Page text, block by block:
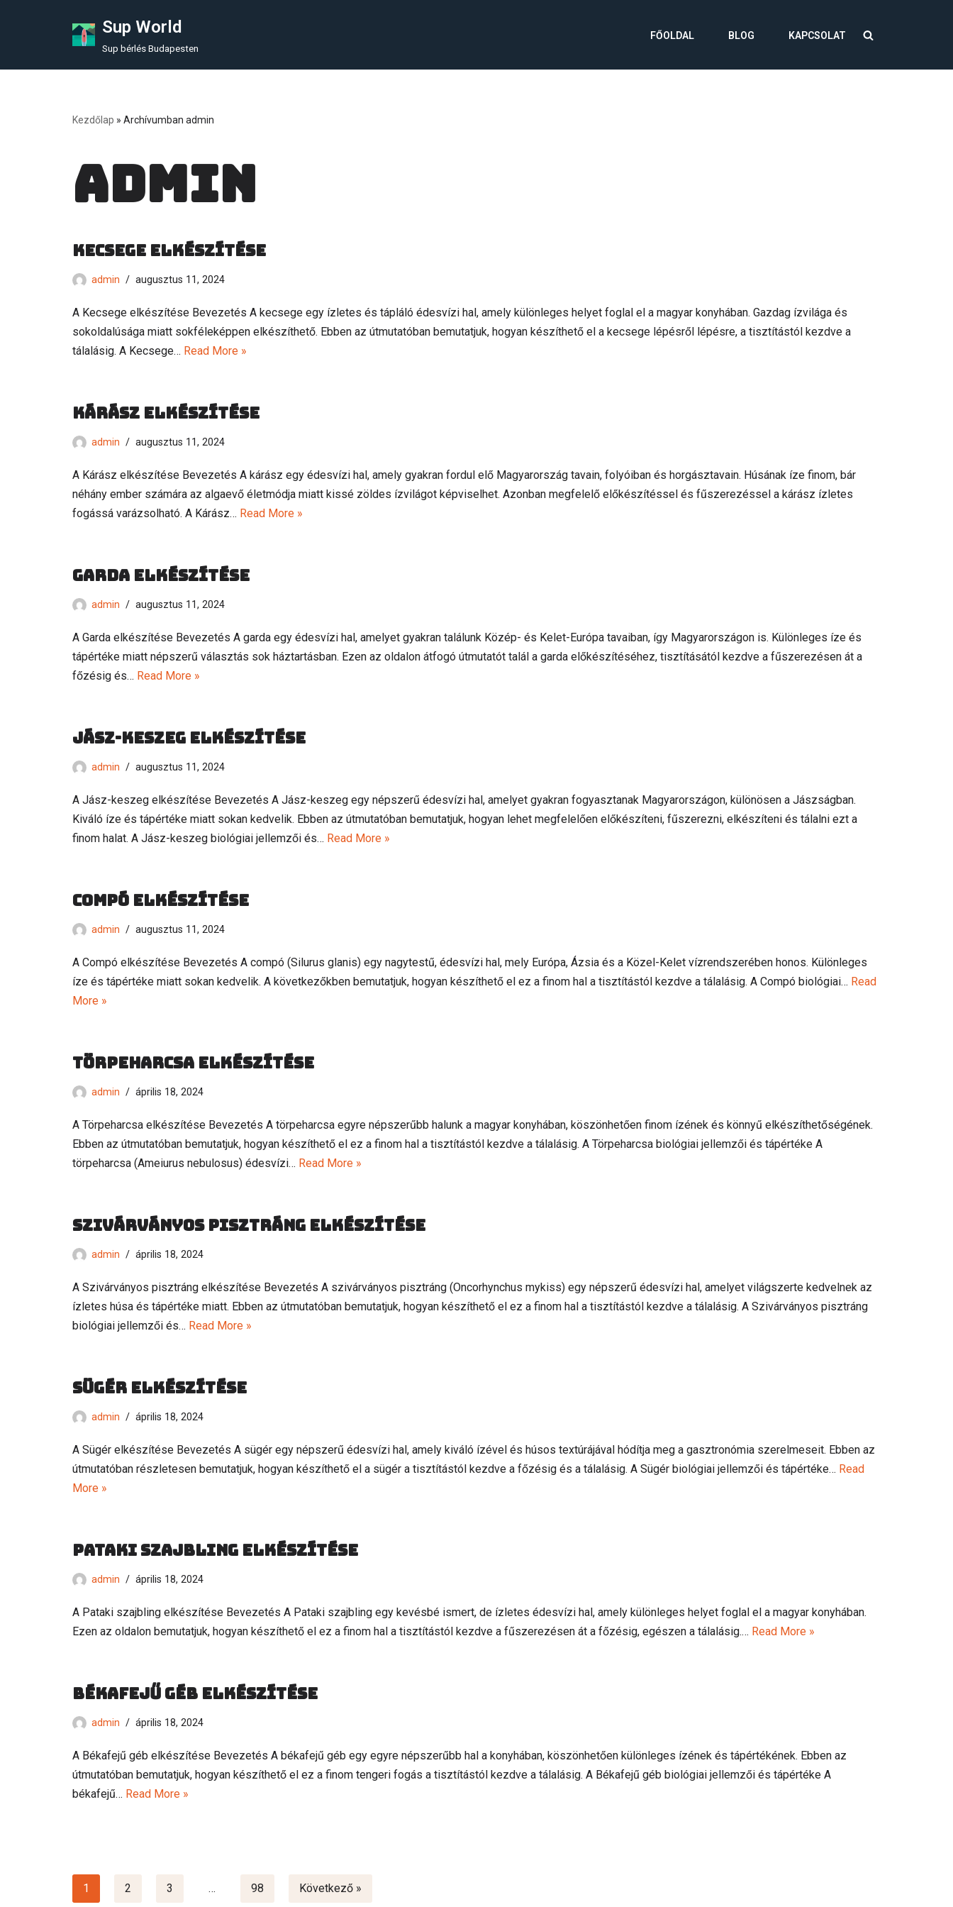
Sup World
Sup bérlés Budapesten
FŐOLDAL BLOG KAPCSOLAT
Kezdőlap » Archívumban admin
admin
Kecsege elkészítése
admin augusztus 11, 2024
A Kecsege elkészítése Bevezetés A kecsege egy ízletes és tápláló édesvízi hal, amely különleges helyet foglal el a magyar konyhában. Gazdag ízvilága és
sokoldalúsága miatt sokféleképpen elkészíthető. Ebben az útmutatóban bemutatjuk, hogyan készíthető el a kecsege lépésről lépésre, a tisztítástól kezdve a
tálalásig. A Kecsege… Read More »
Kárász elkészítése
admin augusztus 11, 2024
A Kárász elkészítése Bevezetés A kárász egy édesvízi hal, amely gyakran fordul elő Magyarország tavain, folyóiban és horgásztavain. Húsának íze finom, bár
néhány ember számára az algaevő életmódja miatt kissé zöldes ízvilágot képviselhet. Azonban megfelelő előkészítéssel és fűszerezéssel a kárász ízletes
fogássá varázsolható. A Kárász… Read More »
Garda elkészítése
admin augusztus 11, 2024
A Garda elkészítése Bevezetés A garda egy édesvízi hal, amelyet gyakran találunk Közép- és Kelet-Európa tavaiban, így Magyarországon is. Különleges íze és
tápértéke miatt népszerű választás sok háztartásban. Ezen az oldalon átfogó útmutatót talál a garda előkészítéséhez, tisztításától kezdve a fűszerezésen át a
főzésig és… Read More »
Jász-keszeg elkészítése
admin augusztus 11, 2024
A Jász-keszeg elkészítése Bevezetés A Jász-keszeg egy népszerű édesvízi hal, amelyet gyakran fogyasztanak Magyarországon, különösen a Jászságban.
Kiváló íze és tápértéke miatt sokan kedvelik. Ebben az útmutatóban bemutatjuk, hogyan lehet megfelelően előkészíteni, fűszerezni, elkészíteni és tálalni ezt a
finom halat. A Jász-keszeg biológiai jellemzői és… Read More »
Compó elkészítése
admin augusztus 11, 2024
A Compó elkészítése Bevezetés A compó (Silurus glanis) egy nagytestű, édesvízi hal, mely Európa, Ázsia és a Közel-Kelet vízrendszerében honos. Különleges
íze és tápértéke miatt sokan kedvelik. A következőkben bemutatjuk, hogyan készíthető el ez a finom hal a tisztítástól kezdve a tálalásig. A Compó biológiai… Read
More »
Törpeharcsa elkészítése
admin április 18, 2024
A Törpeharcsa elkészítése Bevezetés A törpeharcsa egyre népszerűbb halunk a magyar konyhában, köszönhetően finom ízének és könnyű elkészíthetőségének.
Ebben az útmutatóban bemutatjuk, hogyan készíthető el ez a finom hal a tisztítástól kezdve a tálalásig. A Törpeharcsa biológiai jellemzői és tápértéke A
törpeharcsa (Ameiurus nebulosus) édesvízi… Read More »
Szivárványos pisztráng elkészítése
admin április 18, 2024
A Szivárványos pisztráng elkészítése Bevezetés A szivárványos pisztráng (Oncorhynchus mykiss) egy népszerű édesvízi hal, amelyet világszerte kedvelnek az
ízletes húsa és tápértéke miatt. Ebben az útmutatóban bemutatjuk, hogyan készíthető el ez a finom hal a tisztítástól kezdve a tálalásig. A Szivárványos pisztráng
biológiai jellemzői és… Read More »
Sügér elkészítése
admin április 18, 2024
A Sügér elkészítése Bevezetés A sügér egy népszerű édesvízi hal, amely kiváló ízével és húsos textúrájával hódítja meg a gasztronómia szerelmeseit. Ebben az
útmutatóban részletesen bemutatjuk, hogyan készíthető el a sügér a tisztítástól kezdve a főzésig és a tálalásig. A Sügér biológiai jellemzői és tápértéke… Read
More »
Pataki szajbling elkészítése
admin április 18, 2024
A Pataki szajbling elkészítése Bevezetés A Pataki szajbling egy kevésbé ismert, de ízletes édesvízi hal, amely különleges helyet foglal el a magyar konyhában.
Ezen az oldalon bemutatjuk, hogyan készíthető el ez a finom hal a tisztítástól kezdve a fűszerezésen át a főzésig, egészen a tálalásig.… Read More »
Békafejű géb elkészítése
admin április 18, 2024
A Békafejű géb elkészítése Bevezetés A békafejű géb egy egyre népszerűbb hal a konyhában, köszönhetően különleges ízének és tápértékének. Ebben az
útmutatóban bemutatjuk, hogyan készíthető el ez a finom tengeri fogás a tisztítástól kezdve a tálalásig. A Békafejű géb biológiai jellemzői és tápértéke A
békafejű… Read More »
1 2 3 … 98 Következő »